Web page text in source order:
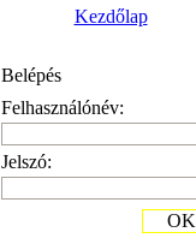
Kezdőlap
Belépés
Felhasználónév:
Jelszó:
OK